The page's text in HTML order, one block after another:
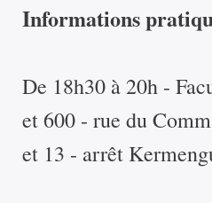
Informations
De 18h30 à 20h -
et 600 - rue du
et 13 - arrêt